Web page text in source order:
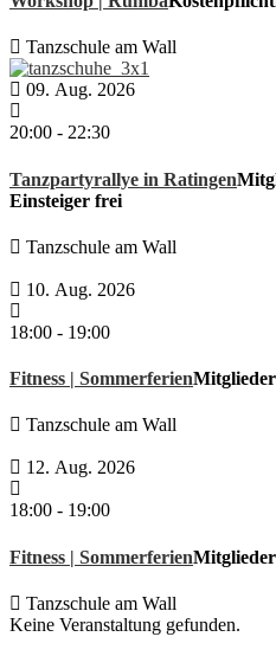
Tanzschule am Wall
09. Aug. 2026
20:00 - 22:30
Tanzpartyrallye in Ratingen
Einsteiger frei
Tanzschule am Wall
10. Aug. 2026
18:00 - 19:00
Fitness | Sommerferien
Tanzschule am Wall
12. Aug. 2026
18:00 - 19:00
Fitness | Sommerferien
Tanzschule am Wall
Keine Veranstaltung gefunden.